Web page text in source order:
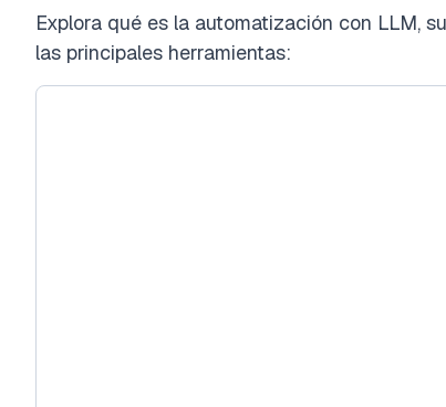
Explora qué es la automatización con LLM,
las principales herramientas: